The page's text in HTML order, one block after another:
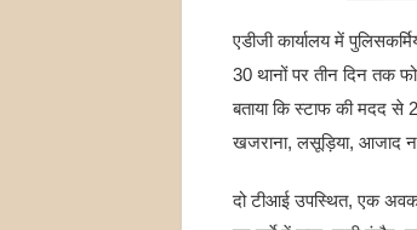
एडीजी कार्यालय में
30 थानों पर तीन दिन तक
बताया कि स्टाफ की मदद से
खजराना, लसूड़िया, आजाद
दो टीआई उपस्थित, एक